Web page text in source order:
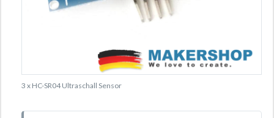
3 x HC-SR04 Ultraschall Sensor